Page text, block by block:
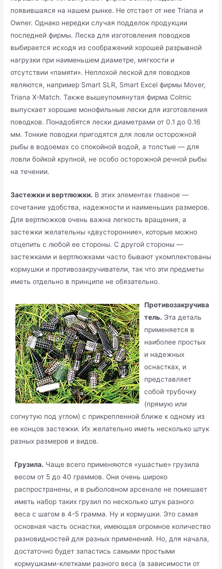
появившаяся на нашем рынке. Не отстает от нее Triana и
Owner. Однако нередки случая подделок продукции
последней фирмы. Леска для изготовления поводков
выбирается исходя из соображений хорошей разрывной
нагрузки при наименьшем диаметре, мягкости и
отсутствии «памяти». Неплохой леской для поводков
являются, например Smart SLR, Smart Excel фирмы Mover,
Triana X-Match. Также вышеупомянутая фирма Colmic
выпускает хорошие монофильные лески для изготовления
поводков. Понадобятся лески диаметрами от 0.1 до 0.16
мм. Тонкие поводки пригодятся для ловли осторожной
рыбы в водоемах со спокойной водой, а толстые — для
ловли бойкой крупной, не особо осторожной речной рыбы
на течении.
Застежки и вертлюжки. В этих элементах главное —
сочетание удобства, надежности и наименьших размеров.
Для вертлюжков очень важна легкость вращения, а
застежки желательны «двусторонние», которые можно
отцепить с любой ее стороны. С другой стороны —
застежками и вертлюжками часто бывают укомплектованы
кормушки и противозакручиватели, так что эти предметы
иметь отдельно в принципе не обязательно.
Противозакручива
тель. Эта деталь
применяется в
наиболее простых
и надежных
оснастках, и
представляет
собой трубочку
(прямую или
согнутую под углом) с прикрепленной ближе к одному из
ее концов застежки. Их желательно иметь несколько штук
разных размеров и видов.
Грузила. Чаще всего применяются «ушастые» грузила
весом от 5 до 40 граммов. Они очень широко
распространены, и в рыболовном арсенале не помешает
иметь набор таких грузил по несколько штук разного
веса с шагом в 4-5 грамма. Ну и кормушки. Это самая
основная часть оснастки, имеющая огромное количество
разновидностей для разных применений. Но, для начала,
достаточно будет запастись самыми простыми
кормушками-клетками разного веса (в зависимости от